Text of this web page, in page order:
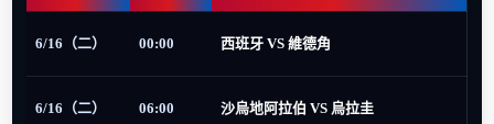
6/16（二） 00:00 西班牙 VS 維德角
6/16（二） 06:00 沙烏地阿拉伯 VS 烏拉圭